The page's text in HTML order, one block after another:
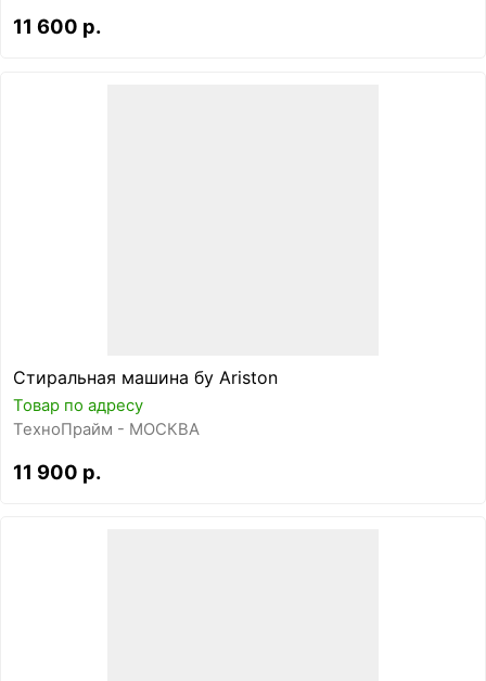
11 600 р.
Стиральная машина бу Ariston
Товар по адресу
ТехноПрайм - МОСКВА
11 900 р.